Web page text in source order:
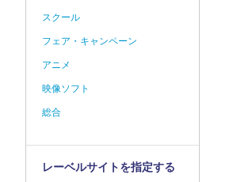
スクール
フェア・キャンペーン
アニメ
映像ソフト
総合
レーベルサイトを指定する